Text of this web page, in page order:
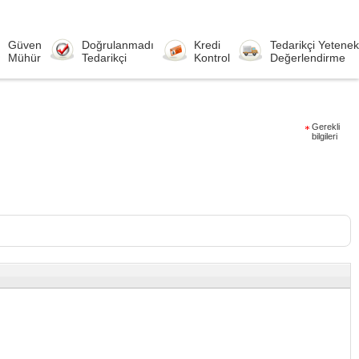
Güven
Mühür
Doğrulanmadı
Tedarikçi
Kredi
Kontrol
Tedarikçi Yetenek
Değerlendirme
Gerekli
bilgileri